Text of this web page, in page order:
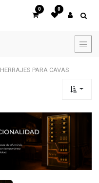
0 0
HERRAJES PARA CAVAS